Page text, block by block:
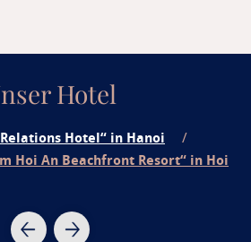
Hotel
Hotel“ in Hanoi
Hoi An Beachfront Resort“ in Hoi